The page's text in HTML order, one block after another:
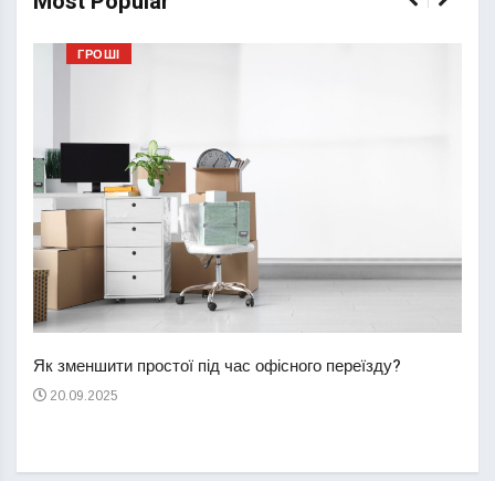
ГРОШІ
Як зменшити простої під час офісного переїзду?
20.09.2025